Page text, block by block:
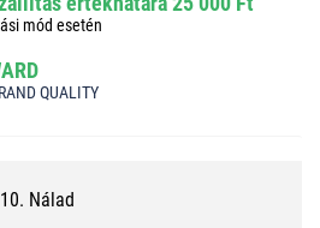
mód esetén
QUALITY
Nálad